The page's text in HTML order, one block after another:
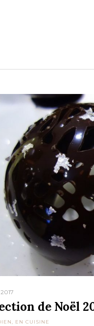
de Noël
, EN CUISINE